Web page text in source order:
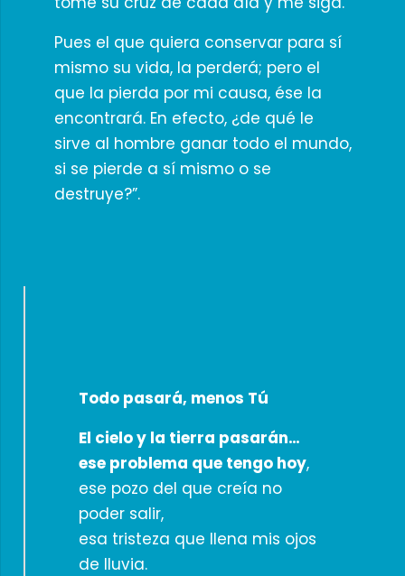
Pues el que quiera conservar para sí
mismo su vida, la perderá; pero el
que la pierda por mi causa, ése la
encontrará. En efecto, ¿de qué le
sirve al hombre ganar todo el mundo,
si se pierde a sí mismo o se
destruye?”.
Todo pasará, menos Tú
El cielo y la tierra pasarán…
ese problema que tengo hoy,
ese pozo del que creía no
poder salir,
esa tristeza que llena mis ojos
de lluvia.